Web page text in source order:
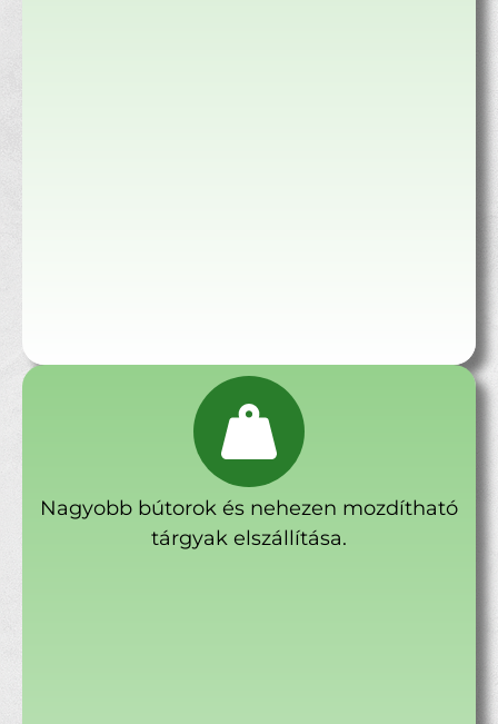
Nagyobb bútorok és nehezen mozdítható
tárgyak elszállítása.